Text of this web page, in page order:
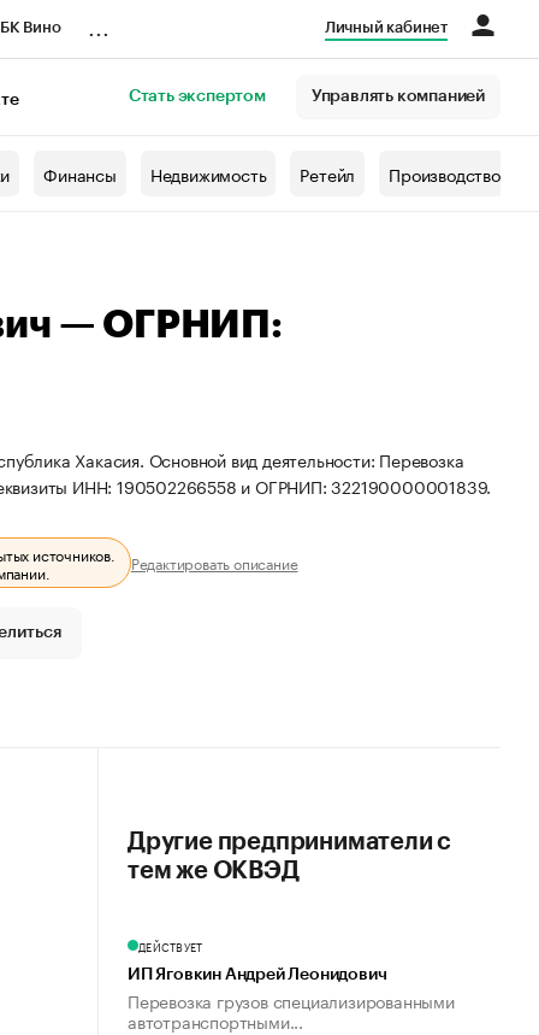
Вино Личный кабинет
Стать экспертом Управлять компанией
Финансы Недвижимость Ретейл Производство
— ОГРНИП:
Хакасия. Основной вид деятельности: Перевозка
ИНН: 190502266558 и ОГРНИП: 322190000001839.
источников.
Редактировать описание
Другие предприниматели с
тем же ОКВЭД
ДЕЙСТВУЕТ
ИП Яговкин Андрей Леонидович
Перевозка грузов специализированными
автотранспортными...